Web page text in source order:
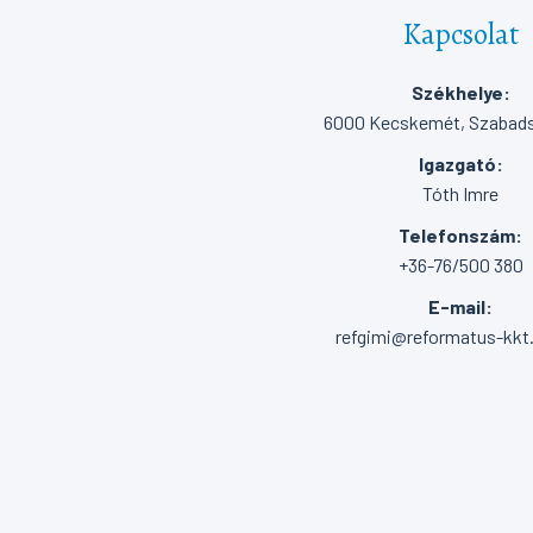
Kapcsolat
Székhelye:
6000 Kecskemét,
Igazgató:
Tóth Imre
Telefonszám:
+36-76/500 380
E-mail:
refgimi@reformatus-